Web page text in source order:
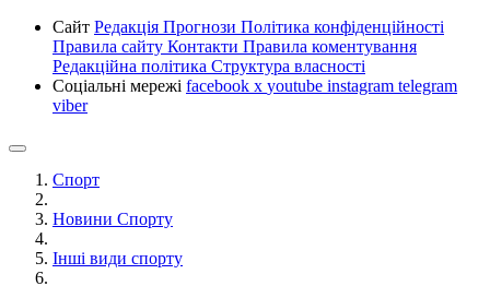
Сайт Редакція Прогнози Політика конфіденційності
Правила сайту Контакти Правила коментування
Редакційна політика Структура власності
Соціальні мережі facebook x youtube instagram telegram
viber
Спорт
Новини Спорту
Інші види спорту